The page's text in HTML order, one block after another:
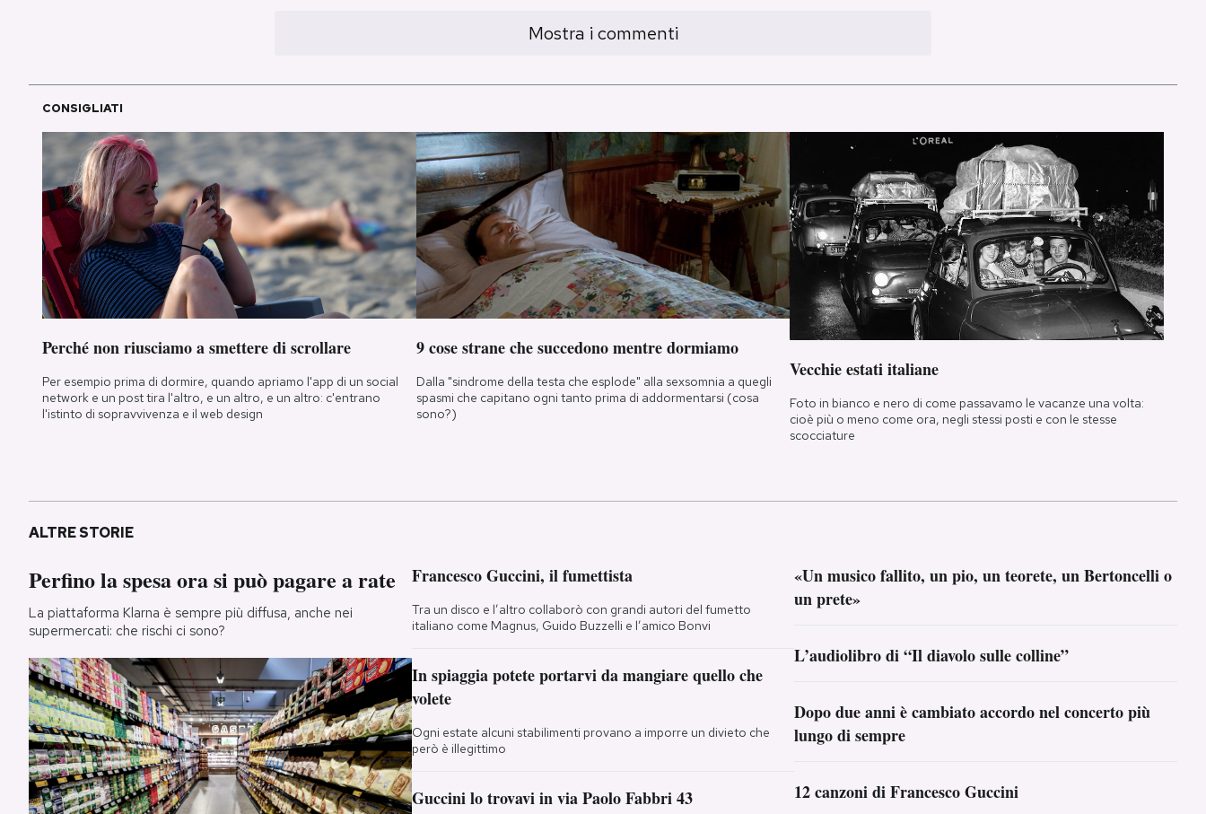
Mostra i commenti
CONSIGLIATI
Perché non riusciamo a smettere di scrollare
Per esempio prima di dormire, quando apriamo l'app di un social
network e un post tira l'altro, e un altro, e un altro: c'entrano
l'istinto di sopravvivenza e il web design
9 cose strane che succedono mentre dormiamo
Dalla "sindrome della testa che esplode" alla sexsomnia a quegli
spasmi che capitano ogni tanto prima di addormentarsi (cosa
sono?)
Vecchie estati italiane
Foto in bianco e nero di come passavamo le vacanze una volta:
cioè più o meno come ora, negli stessi posti e con le stesse
scocciature
ALTRE STORIE
Perfino la spesa ora si può pagare a rate
La piattaforma Klarna è sempre più diffusa, anche nei
supermercati: che rischi ci sono?
Francesco Guccini, il fumettista
Tra un disco e l’altro collaborò con grandi autori del fumetto
italiano come Magnus, Guido Buzzelli e l’amico Bonvi
In spiaggia potete portarvi da mangiare quello che
volete
Ogni estate alcuni stabilimenti provano a imporre un divieto che
però è illegittimo
Guccini lo trovavi in via Paolo Fabbri 43
«Un musico fallito, un pio, un teorete, un Bertoncelli o
un prete»
L’audiolibro di “Il diavolo sulle colline”
Dopo due anni è cambiato accordo nel concerto più
lungo di sempre
12 canzoni di Francesco Guccini